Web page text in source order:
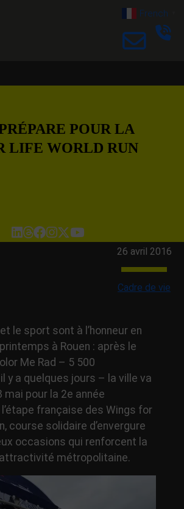
French
POUR LA
LIFE WORLD RUN
26 avril 2016
Cadre de vie
le sport sont à l’honneur en
à Rouen : après le
Me Rad – 5 500
y a quelques jours – la ville va
mai pour la 2e année
française des Wings for
course solidaire d’envergure
occasions qui renforcent la
métropolitaine.